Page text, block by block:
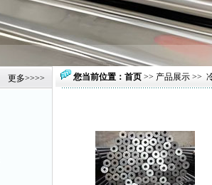
更多>>>>
您当前位置： 首页 >> 产品展示 >>